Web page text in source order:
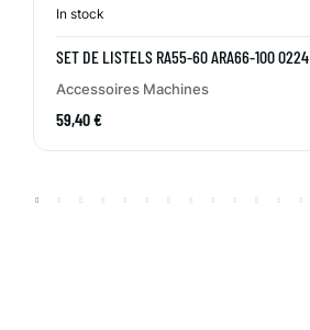
In stock
SET DE LISTELS RA55-60 ARA66-100 0224
Accessoires Machines
59,40 €